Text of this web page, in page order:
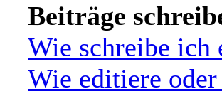
Beiträge
Wie schreibe ich
Wie editiere